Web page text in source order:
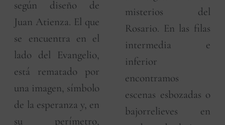
según diseño de
Juan Atienza. El que
se encuentra en el
lado del Evangelio,
está rematado por
una imagen, símbolo
de la esperanza y, en
su perímetro,
misterios del
Rosario. En las filas
intermedia e
inferior
encontramos
escenas esbozadas o
bajorrelieves en